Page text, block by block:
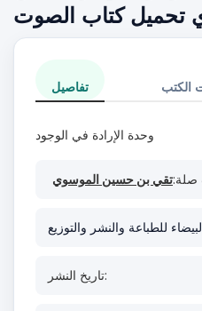
تحميل كتاب الصوت
تفاصيل الكتب
وحدة الإرادة في الوجود
صلة:تقي بن حسين الموسوي
للطباعة والنشر والتوزيع
تاريخ النشر: